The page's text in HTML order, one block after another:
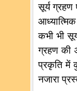
सूर्य ग्रहण
कभी भी
ग्रहण की
प्रकृति में
नजारा